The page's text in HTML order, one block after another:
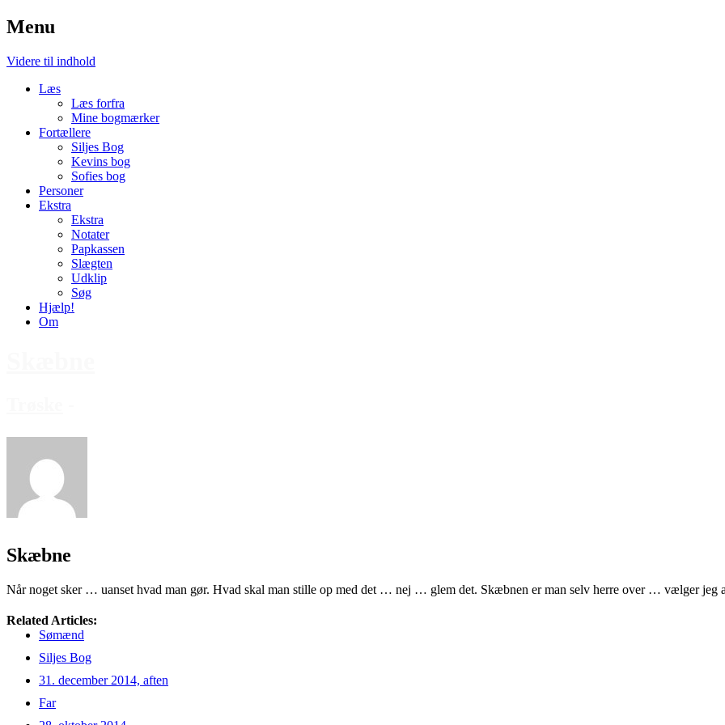
Menu
Videre til indhold
Læs
Læs forfra
Mine bogmærker
Fortællere
Siljes Bog
Kevins bog
Sofies bog
Personer
Ekstra
Ekstra
Notater
Papkassen
Slægten
Udklip
Søg
Hjælp!
Om
Skæbne
Når noget sker … uanset hvad man gør. Hvad skal man stille op med det … nej … glem det. Skæbnen er man selv herre over … vælger jeg
Related Articles:
Sømænd
Siljes Bog
31. december 2014, aften
Far